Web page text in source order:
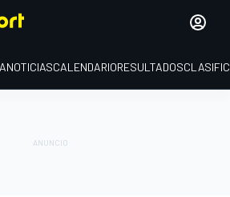
NOTICIASCALENDARIORESULTADOS